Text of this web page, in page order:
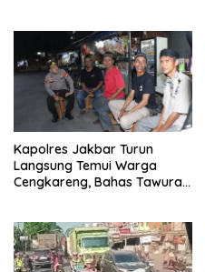
Kapolres Jakbar Turun
Langsung Temui Warga
Cengkareng, Bahas Tawuran